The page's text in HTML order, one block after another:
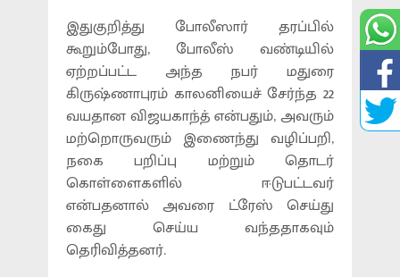
இதுகுறித்து போலீஸார் தரப்பில்
கூறும்போது, போலீஸ் வண்டியில்
ஏற்றப்பட்ட அந்த நபர் மதுரை
கிருஷ்ணாபுரம் காலனியைச் சேர்ந்த 22
வயதான விஜயகாந்த் என்பதும், அவரும்
மற்றொருவரும் இணைந்து வழிப்பறி,
நகை பறிப்பு மற்றும் தொடர்
கொள்ளைகளில் ஈடுபட்டவர்
என்பதனால் அவரை ட்ரேஸ் செய்து
கைது செய்ய வந்ததாகவும்
தெரிவித்தனர்.